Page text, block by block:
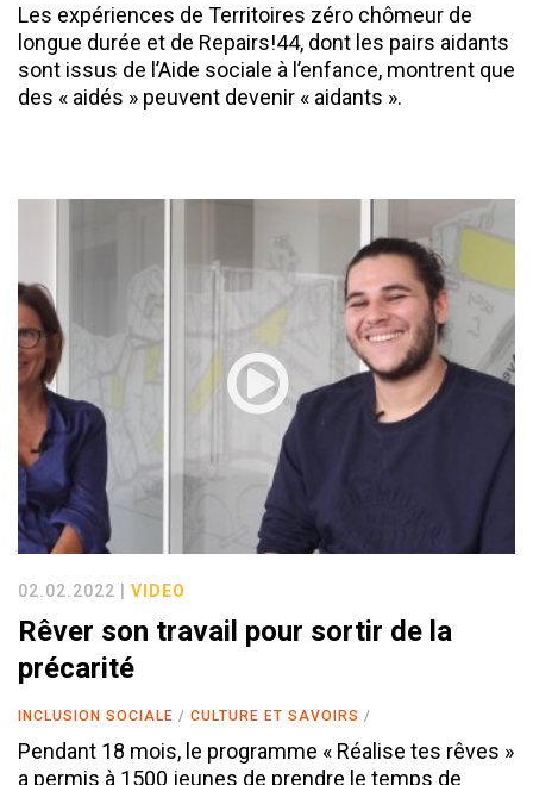
Les expériences de Territoires zéro chômeur de
longue durée et de Repairs!44, dont les pairs aidants
sont issus de l’Aide sociale à l’enfance, montrent que
des « aidés » peuvent devenir « aidants ».
02.02.2022 | VIDEO
Rêver son travail pour sortir de la
précarité
INCLUSION SOCIALE CULTURE ET SAVOIRS
Pendant 18 mois, le programme « Réalise tes rêves »
a permis à 1500 jeunes de prendre le temps de